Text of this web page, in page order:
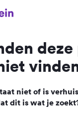
deze
niet of is
dit is wat je